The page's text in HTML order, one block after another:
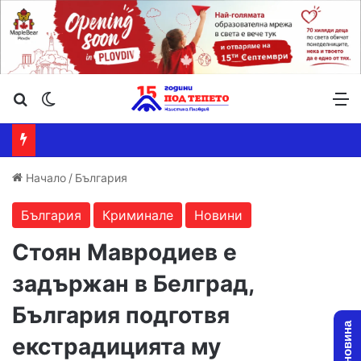
Търсене ...
Начало / България
България Криминале Новини
Стоян Мавродиев е
задържан в Белград,
България подготвя
екстрадицията му